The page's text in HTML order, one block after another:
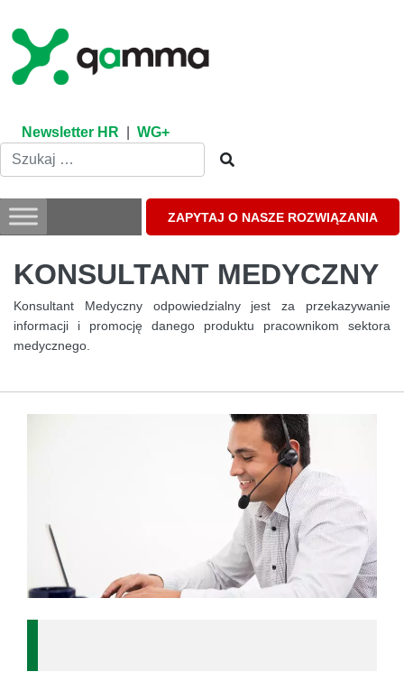
content
Newsletter HR WG+
ZAPYTAJ O NASZE ROZWIĄZANIA
KONSULTANT MEDYCZNY
Konsultant Medyczny odpowiedzialny jest za przekazywanie
informacji i promocję danego produktu pracownikom sektora
medycznego.